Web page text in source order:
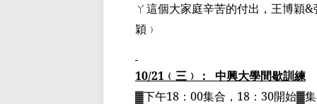
ㄚ這個大家庭辛苦的付出，王博穎&
穎 ﹚
10/21 ﹙三﹚：
中興大學間歇訓練
▓下午18 ： 00集合， 18 ： 30開始▓